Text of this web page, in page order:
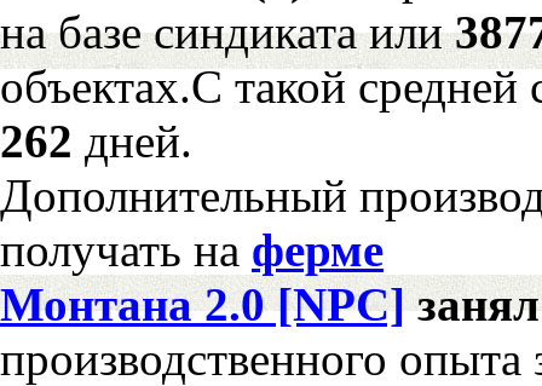
на базе синдиката или
объектах.С такой
262 дней.
Дополнительный
получать на ферме
Монтана 2.0 [NPC]
производственного опыта